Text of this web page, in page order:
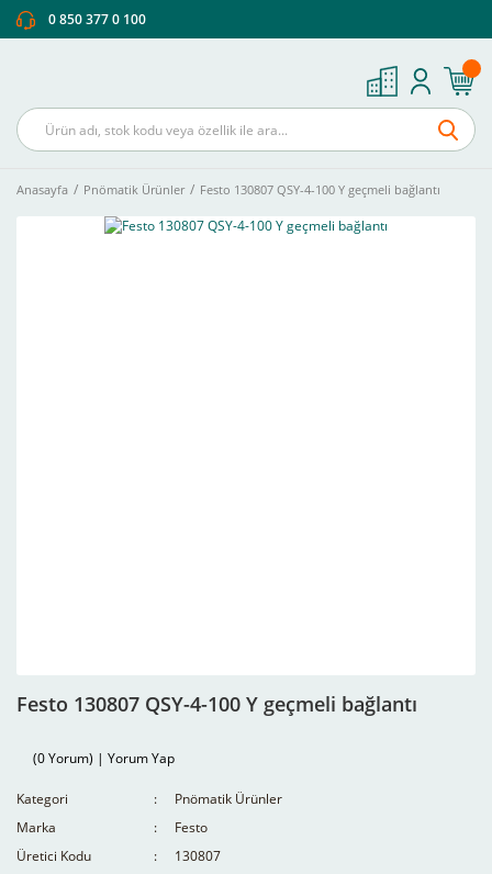
0 850 377 0 100
Anasayfa Pnömatik Ürünler Festo 130807 QSY-4-100 Y geçmeli bağlantı
Festo 130807 QSY-4-100 Y geçmeli bağlantı
(0 Yorum) | Yorum Yap
Kategori
Pnömatik Ürünler
Marka
Festo
Üretici Kodu
130807